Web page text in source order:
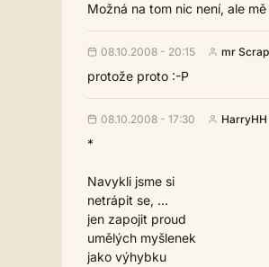
Možná na tom nic není, ale
08.10.2008 - 20:15 mr
protože proto :-P
08.10.2008 - 17:30 HarryHH
*
Navykli jsme si
netrápit se, …
jen zapojit proud
umělých myšlenek
jako výhybku